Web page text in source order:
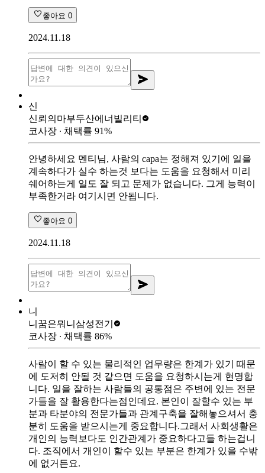
좋아요 0
2024.11.18
신
신뢰의마부두산에너빌리티
코사장 ∙ 채택률 91%
안녕하세요 멘티님, 사람의 capa는 정해져 있기에 일을
계속하다가 실수 하는것 보다는 도움을 요청해서 미리
쉐어하는게 일도 잘 되고 문제가 없습니다. 그게 능력이
부족한거라 여기시면 안됩니다.
좋아요 0
2024.11.18
니
니꿈은뭐니 삼성전기
코사장 ∙ 채택률 86%
사람이 할 수 있는 물리적인 업무량은 한계가 있기 때문
에 도저히 안될 것 같으면 도움을 요청하시는게 현명합
니다. 일을 잘하는 사람들의 공통점은 주변에 있는 전문
가들을 잘 활용한다는점인데요. 본인이 잘할수 있는 부
분과 타분야의 전문가들과 관계구축을 잘해놓으셔서 충
분히 도움을 받으시는게 중요합니다.그래서 사회생활은
개인의 능력보다도 인간관계가 중요하다고들 하는겁니
다. 조직에서 개인이 할수 있는 부분은 한계가 있을 수밖
에 없거든요.